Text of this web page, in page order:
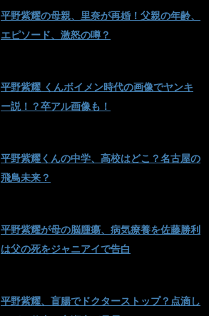
平野紫耀の母親、里奈が再婚！父親の年齢、
エピソード、激怒の噂？
平野紫耀 くんボイメン時代の画像でヤンキ
ー説！？卒アル画像も！
平野紫耀くんの中学、高校はどこ？名古屋の
飛鳥未来？
平野紫耀が母の脳腫瘍、病気療養を佐藤勝利
は父の死をジャニアイで告白
平野紫耀、盲腸でドクターストップ？点滴し